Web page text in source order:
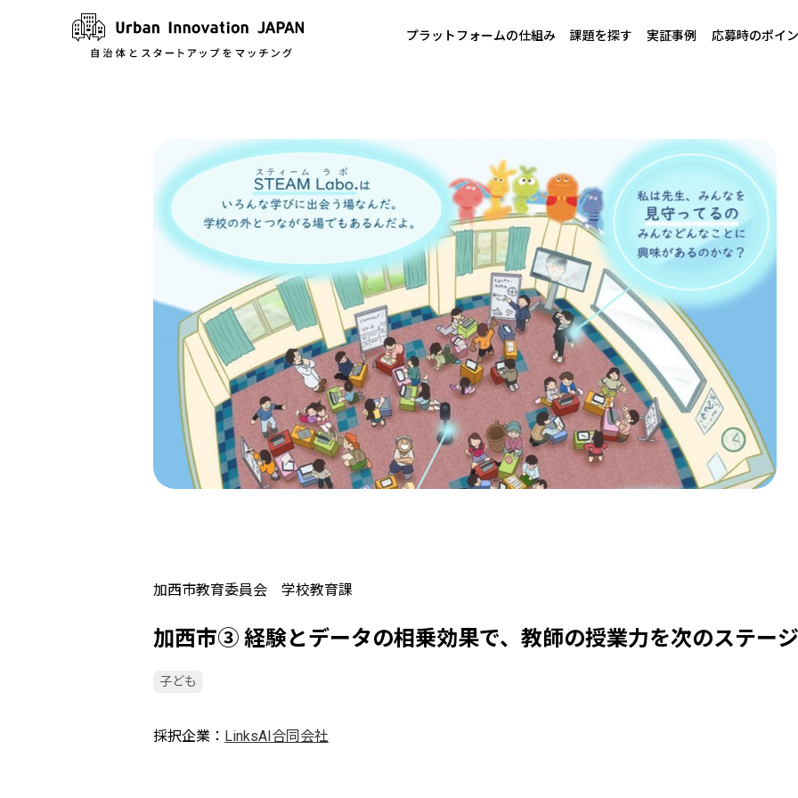
プラットフォームの仕組み 課題を探す 実証事例 応募時のポイ
加西市教育委員会 学校教育課
加西市③ 経験とデータの相乗効果で、教師の授業力を次のステー
子ども
採択企業 LinksAI合同会社